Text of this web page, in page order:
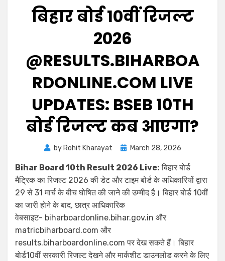
बिहार बोर्ड 10वीं रिजल्ट
2026
@RESULTS.BIHARBOA
RDONLINE.COM LIVE
UPDATES: BSEB 10TH
बोर्ड रिजल्ट कब आएगा?
byRohit Kharayat March 28, 2026
Bihar Board 10th Result 2026 Live: बिहार बोर्ड
मैट्रिक का रिजल्ट 2026 की डेट और टाइम बोर्ड के अधिकारियों द्वारा
29 से 31 मार्च के बीच घोषित की जाने की उम्मीद है। बिहार बोर्ड 10वीं
का जारी होने के बाद, छात्र आधिकारिक
वेबसाइट- biharboardonline.bihar.gov.in और
matricbiharboard.com और
results.biharboardonline.com पर देख सकते हैं। बिहार
बोर्ड10वीं सरकारी रिजल्ट देखने और मार्कशीट डाउनलोड करने के लिए